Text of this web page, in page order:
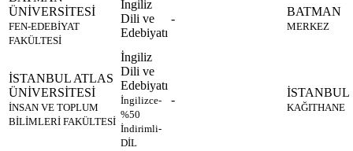
ÜNİVERSİTESİ
FEN-EDEBİYAT
FAKÜLTESİ
İngiliz
Dili ve
Edebiyatı
-
BATMAN
MERKEZ
İSTANBUL ATLAS
ÜNİVERSİTESİ
İNSAN VE TOPLUM
BİLİMLERİ FAKÜLTESİ
İngiliz
Dili ve
Edebiyatı
İngilizce-
%50
İndirimli-
DİL
-
İSTANBUL
KAĞITHANE